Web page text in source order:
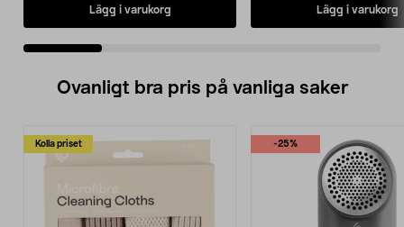
Lägg i varukorg Lägg i varukorg
Ovanligt bra pris på vanliga saker
Kolla priset -25%